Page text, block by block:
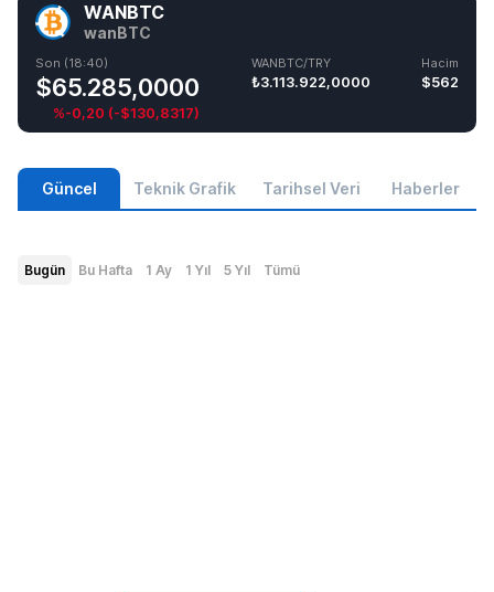
WANBTC
wanBTC
Son (18:40)
$65.285,0000
%-0,20 (-$130,8317)
WANBTC/TRY
₺3.113.922,0000
Hacim
$562
Güncel Teknik Grafik Tarihsel Veri Haberler
Bugün Bu Hafta 1 Ay 1 Yıl 5 Yıl Tümü